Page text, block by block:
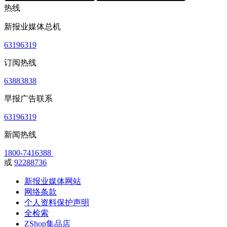
热线
新报业媒体总机
63196319
订阅热线
63883838
早报广告联系
63196319
新闻热线
1800-7416388
或 92288736
新报业媒体网站
网络条款
个人资料保护声明
全检索
ZShop集品店